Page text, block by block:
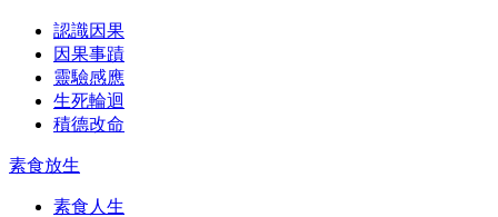
認識因果
因果事蹟
靈驗感應
生死輪迴
積德改命
素食放生
素食人生